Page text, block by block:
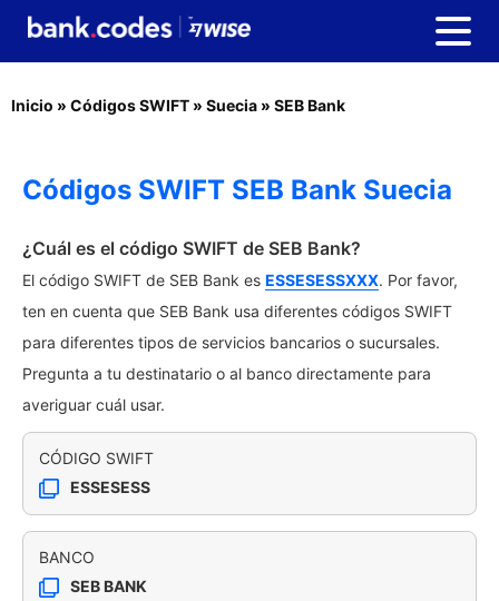
Inicio » Códigos SWIFT » Suecia » SEB Bank
Códigos SWIFT SEB Bank Suecia
¿Cuál es el código SWIFT de SEB Bank?
El código SWIFT de SEB Bank es ESSESESSXXX. Por favor,
ten en cuenta que SEB Bank usa diferentes códigos SWIFT
para diferentes tipos de servicios bancarios o sucursales.
Pregunta a tu destinatario o al banco directamente para
averiguar cuál usar.
CÓDIGO SWIFT
ESSESESS
BANCO
SEB BANK